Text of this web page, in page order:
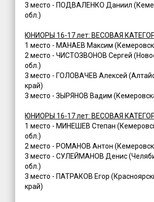
3 место - ПОДВАЛЕНКО Даниил
обл.)
ЮНИОРЫ 16-17 лет: ВЕСОВАЯ
1 место - МАНАЕВ Максим
2 место - ЧИСТОЗВОНОВ Сергей
обл.)
3 место - ГОЛОВАЧЕВ Алексей
край)
3 место - ЗЫРЯНОВ Вадим
ЮНИОРЫ 16-17 лет: ВЕСОВАЯ
1 место - МИНЕШЕВ Степан
обл.)
2 место - РОМАНОВ Антон
3 место - СУЛЕЙМАНОВ Денис
обл.)
3 место - ПАТРАКОВ Егор
край)